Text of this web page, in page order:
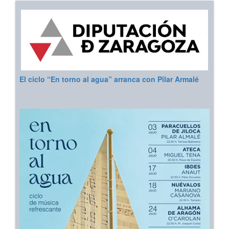
El ciclo “En torno al agua” arranca con Pilar Armalé